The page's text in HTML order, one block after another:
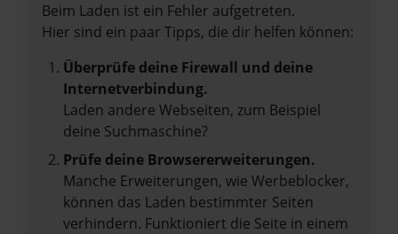
Beim Laden ist ein Fehler aufgetreten.
Hier sind ein paar Tipps, die dir helfen können:
Überprüfe deine Firewall und deine
Internetverbindung.
Laden andere Webseiten, zum Beispiel
deine Suchmaschine?
Prüfe deine Browsererweiterungen.
Manche Erweiterungen, wie Werbeblocker,
können das Laden bestimmter Seiten
verhindern. Funktioniert die Seite in einem